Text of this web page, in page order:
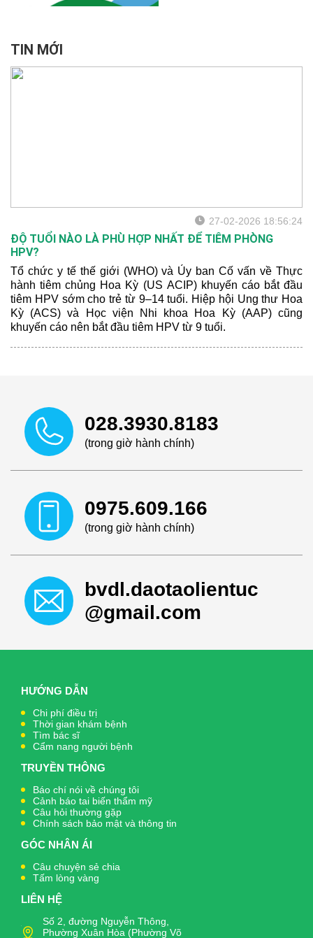
TIN MỚI
27-02-2026 18:56:24
ĐỘ TUỔI NÀO LÀ PHÙ HỢP NHẤT ĐỂ TIÊM PHÒNG
HPV?
Tổ chức y tế thế giới (WHO) và Ủy ban Cố vấn về Thực
hành tiêm chủng Hoa Kỳ (US ACIP) khuyến cáo bắt đầu
tiêm HPV sớm cho trẻ từ 9–14 tuổi. Hiệp hội Ung thư Hoa
Kỳ (ACS) và Học viện Nhi khoa Hoa Kỳ (AAP) cũng
khuyến cáo nên bắt đầu tiêm HPV từ 9 tuổi.
028.3930.8183
(trong giờ hành chính)
0975.609.166
(trong giờ hành chính)
bvdl.daotaolientuc
@gmail.com
HƯỚNG DẪN
Chi phí điều trị
Thời gian khám bệnh
Tìm bác sĩ
Cẩm nang người bệnh
TRUYỀN THÔNG
Báo chí nói về chúng tôi
Cảnh báo tai biến thẩm mỹ
Câu hỏi thường gặp
Chính sách bảo mật và thông tin
GÓC NHÂN ÁI
Câu chuyện sẻ chia
Tấm lòng vàng
LIÊN HỆ
Số 2, đường Nguyễn Thông,
Phường Xuân Hòa (Phường Võ